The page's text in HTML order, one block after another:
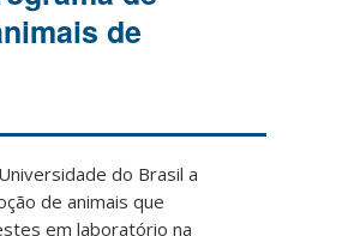
de
do Brasil a
de animais que
em laboratório na